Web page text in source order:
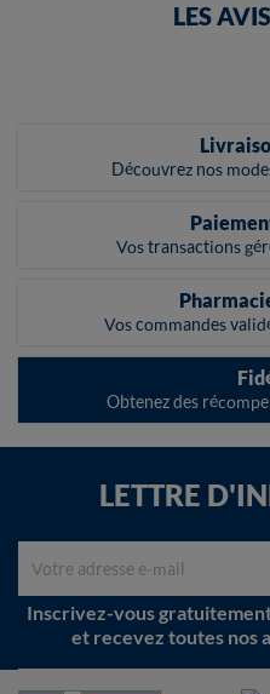
LES
Découvrez nos
Vos transactions
Vos commandes
Obtenez des
LETTRE
Inscrivez-vous
et recevez toutes nos